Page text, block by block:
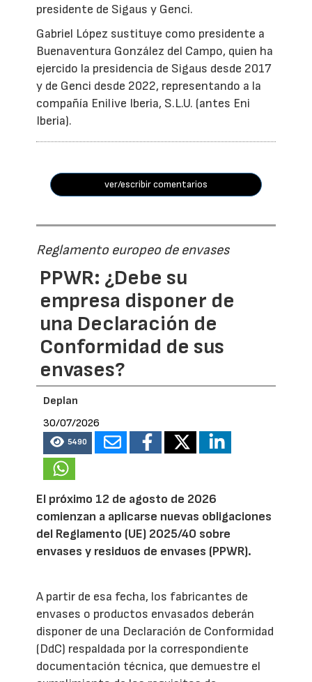
presidente de Sigaus y Genci.
Gabriel López sustituye como presidente a
Buenaventura González del Campo, quien ha
ejercido la presidencia de Sigaus desde 2017
y de Genci desde 2022, representando a la
compañía Enilive Iberia, S.L.U. (antes Eni
Iberia).
ver/escribir comentarios
Reglamento europeo de envases
PPWR: ¿Debe su
empresa disponer de
una Declaración de
Conformidad de sus
envases?
Deplan
30/07/2026
5490
El próximo 12 de agosto de 2026
comienzan a aplicarse nuevas obligaciones
del Reglamento (UE) 2025/40 sobre
envases y residuos de envases (PPWR).
A partir de esa fecha, los fabricantes de
envases o productos envasados deberán
disponer de una Declaración de Conformidad
(DdC) respaldada por la correspondiente
documentación técnica, que demuestre el